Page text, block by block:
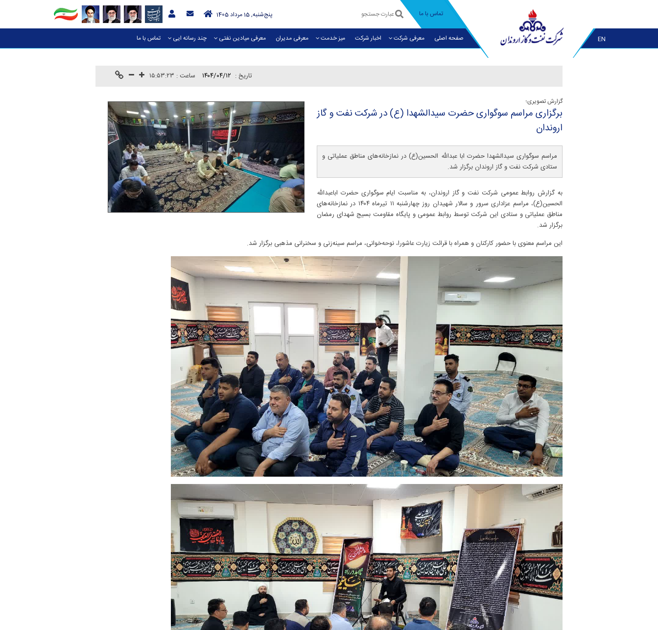
تماس با ما پنج‌شنبه, 15 مرداد 1405
EN صفحه اصلی معرفی شرکت اخبار شرکت میز خدمت معرفی مديران معرفی میادین نفتی چند رسانه ایی تماس با ما
ساعت : ۱۵:۵۳:۲۳ تاريخ : ۱۴۰۴/۰۴/۱۲
گزارش تصویری؛
برگزاری مراسم سوگواری حضرت سیدالشهدا (ع) در شركت نفت و گاز
اروندان
مراسم سوگواری سیدالشهدا حضرت ابا عبدالله الحسین(ع) در نمازخانه‌های مناطق عملیاتی و
ستادی شرکت نفت و گاز اروندان برگزار شد.
به گزارش روابط عمومی شرکت نفت و گاز اروندان، به مناسبت ایام سوگواری حضرت اباعبدالله
الحسین(ع)، مراسم عزاداری سرور و سالار شهیدان روز چهارشنبه ۱۱ تیرماه ۱۴۰۴ در نمازخانه‌های
مناطق عملیاتی و ستادی این شرکت توسط روابط عمومی و پایگاه مقاومت بسیج شهدای رمضان
برگزار شد.
این مراسم معنوی با حضور کارکنان و همراه با قرائت زیارت عاشورا، نوحه‌خوانی، مراسم سینه‌زنی و سخنرانی مذهبی برگزار شد.